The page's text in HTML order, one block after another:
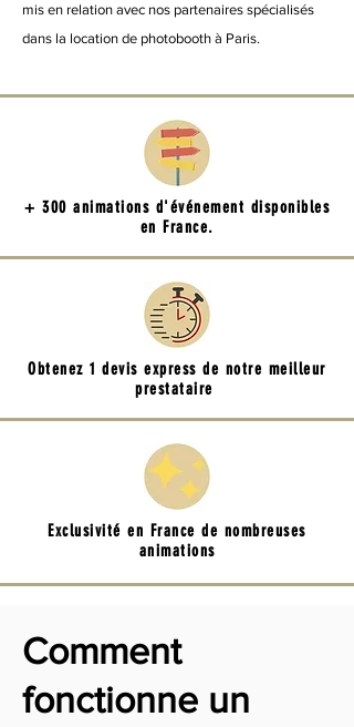
mis en relation avec nos partenaires spécialisés
dans la location de photobooth à Paris.
+ 300 animations d'événement disponibles
en France.
Obtenez 1 devis express de notre meilleur
prestataire
Exclusivité en France de nombreuses
animations
Comment
fonctionne un